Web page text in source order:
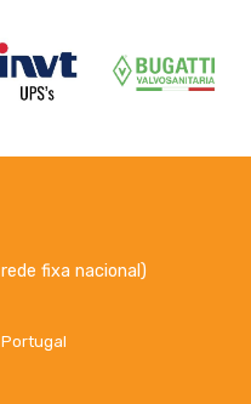
fixa nacional)